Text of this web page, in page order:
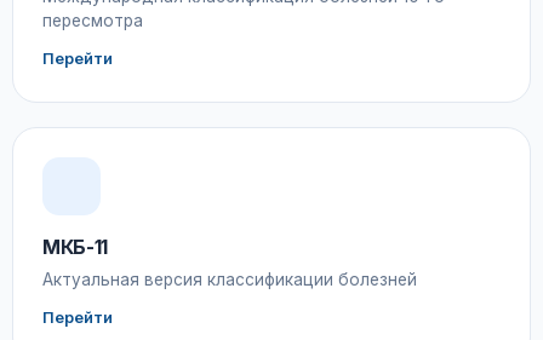
пересмотра
Перейти
МКБ-11
Актуальная версия классификации болезней
Перейти